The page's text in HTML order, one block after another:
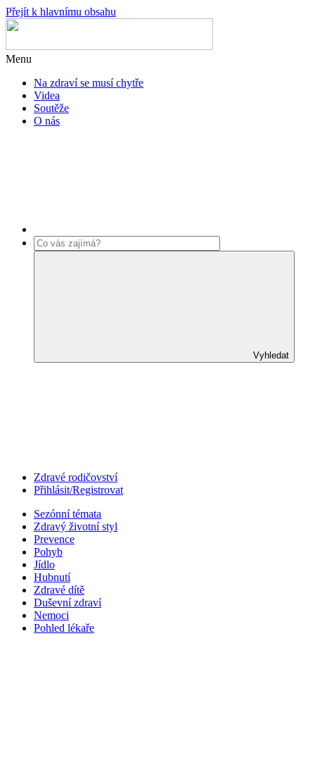
Přejít k hlavnímu obsahu
Menu
Na zdraví se musí chytře
Videa
Soutěže
O nás
Vyhledat
Zdravé rodičovství
Přihlásit/Registrovat
Sezónní témata
Zdravý životní styl
Prevence
Pohyb
Jídlo
Hubnutí
Zdravé dítě
Duševní zdraví
Nemoci
Pohled lékaře